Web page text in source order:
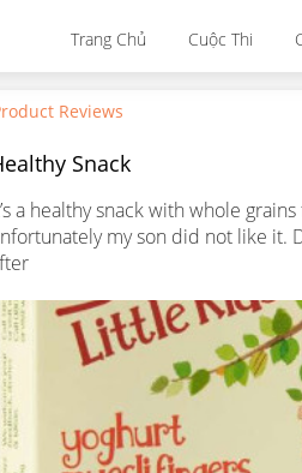
Trang Chủ Cuộc Thi
Reviews
Snack
a healthy snack with whole
my son did not like it.